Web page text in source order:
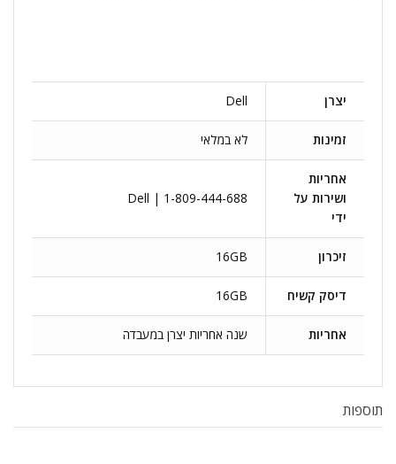
יצרן Dell
זמינות לא במלאי
אחריות
ושירות על
ידי
Dell | 1-809-444-688
זיכרון 16GB
דיסק קשיח 16GB
אחריות שנה אחריות יצרן במעבדה
תוספות